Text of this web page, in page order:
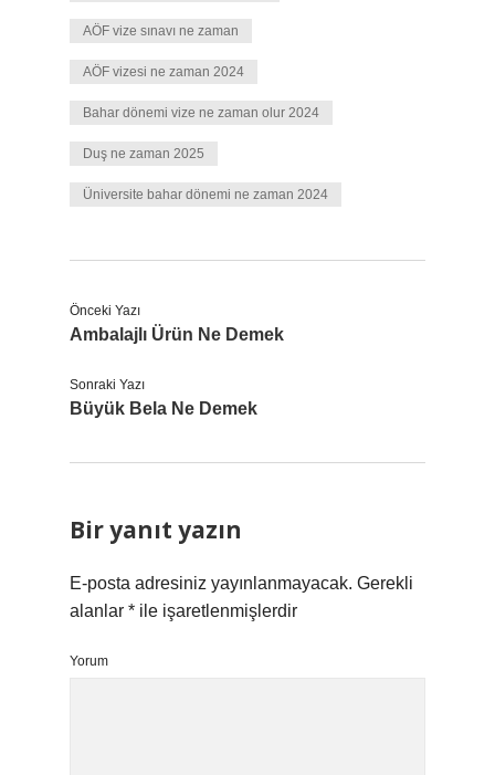
AÖF vize sınavı ne zaman
AÖF vizesi ne zaman 2024
Bahar dönemi vize ne zaman olur 2024
Duş ne zaman 2025
Üniversite bahar dönemi ne zaman 2024
Önceki Yazı
Ambalajlı Ürün Ne Demek
Sonraki Yazı
Büyük Bela Ne Demek
Bir yanıt yazın
E-posta adresiniz yayınlanmayacak. Gerekli
alanlar * ile işaretlenmişlerdir
Yorum